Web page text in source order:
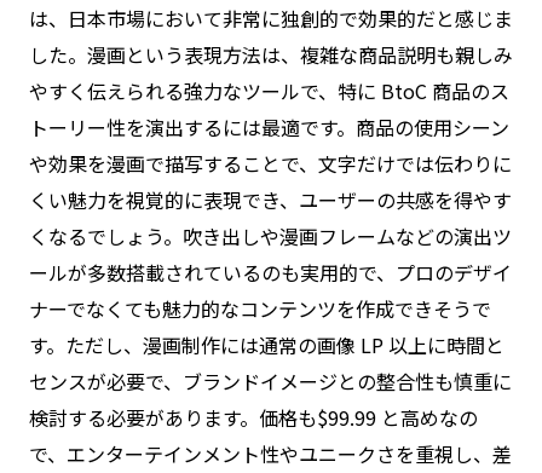
は、日本市場において非常に独創的で効果的だと感じま
した。漫画という表現方法は、複雑な商品説明も親しみ
やすく伝えられる強力なツールで、特に BtoC 商品のス
トーリー性を演出するには最適です。商品の使用シーン
や効果を漫画で描写することで、文字だけでは伝わりに
くい魅力を視覚的に表現でき、ユーザーの共感を得やす
くなるでしょう。吹き出しや漫画フレームなどの演出ツ
ールが多数搭載されているのも実用的で、プロのデザイ
ナーでなくても魅力的なコンテンツを作成できそうで
す。ただし、漫画制作には通常の画像 LP 以上に時間と
センスが必要で、ブランドイメージとの整合性も慎重に
検討する必要があります。価格も$99.99 と高めなの
で、エンターテインメント性やユニークさを重視し、差